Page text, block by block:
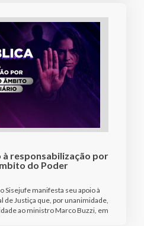
responsabilização por
do Poder
Sisejufe manifesta seu apoio à
de Justiça que, por unanimidade,
ao ministro Marco Buzzi, em